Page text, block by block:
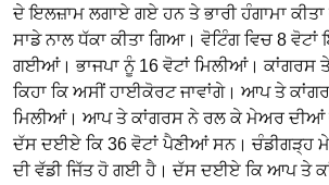
ਦੇ ਇਲਜ਼ਾਮ ਲਗਾਏ ਗਏ ਹਨ ਤੇ ਭਾਰੀ ਹੰਗਾਮਾ ਕੀਤਾ
ਸਾਡੇ ਨਾਲ ਧੱਕਾ ਕੀਤਾ ਗਿਆ। ਵੋਟਿੰਗ ਵਿਚ 8
ਗਈਆਂ। ਭਾਜਪਾ ਨੂੰ 16 ਵੋਟਾਂ ਮਿਲੀਆਂ। ਕਾਂਗਰਸ
ਕਿਹਾ ਕਿ ਅਸੀਂ ਹਾਈਕੋਰਟ ਜਾਵਾਂਗੇ। ਆਪ ਤੇ
ਮਿਲੀਆਂ। ਆਪ ਤੇ ਕਾਂਗਰਸ ਨੇ ਰਲ ਕੇ ਮੇਅਰ ਦੀਆਂ
ਦੱਸ ਦਈਏ ਕਿ 36 ਵੋਟਾਂ ਪੈਣੀਆਂ ਸਨ। ਚੰਡੀਗੜ੍ਹ
ਦੀ ਵੱਡੀ ਜਿੱਤ ਹੋ ਗਈ ਹੈ। ਦੱਸ ਦਈਏ ਕਿ ਆਪ ਤੇ